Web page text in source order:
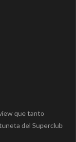
que tanto
del Superclub